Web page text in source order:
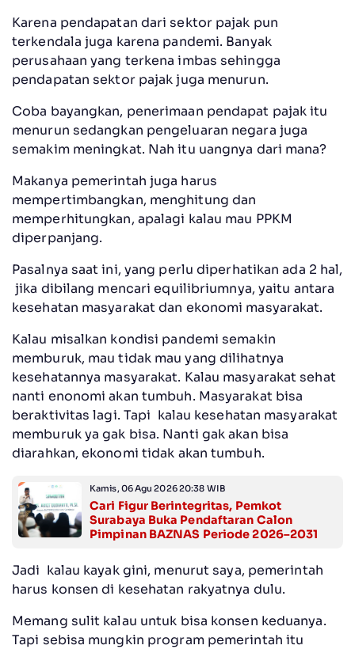
Karena pendapatan dari sektor pajak pun
terkendala juga karena pandemi. Banyak
perusahaan yang terkena imbas sehingga
pendapatan sektor pajak juga menurun.
Coba bayangkan, penerimaan pendapat pajak itu
menurun sedangkan pengeluaran negara juga
semakim meningkat. Nah itu uangnya dari mana?
Makanya pemerintah juga harus
mempertimbangkan, menghitung dan
memperhitungkan, apalagi kalau mau PPKM
diperpanjang.
Pasalnya saat ini, yang perlu diperhatikan ada 2 hal,
jika dibilang mencari equilibriumnya, yaitu antara
kesehatan masyarakat dan ekonomi masyarakat.
Kalau misalkan kondisi pandemi semakin
memburuk, mau tidak mau yang dilihatnya
kesehatannya masyarakat. Kalau masyarakat sehat
nanti enonomi akan tumbuh. Masyarakat bisa
beraktivitas lagi. Tapi kalau kesehatan masyarakat
memburuk ya gak bisa. Nanti gak akan bisa
diarahkan, ekonomi tidak akan tumbuh.
Kamis, 06 Agu 2026 20:38 WIB
Cari Figur Berintegritas, Pemkot
Surabaya Buka Pendaftaran Calon
Pimpinan BAZNAS Periode 2026–2031
Jadi kalau kayak gini, menurut saya, pemerintah
harus konsen di kesehatan rakyatnya dulu.
Memang sulit kalau untuk bisa konsen keduanya.
Tapi sebisa mungkin program pemerintah itu